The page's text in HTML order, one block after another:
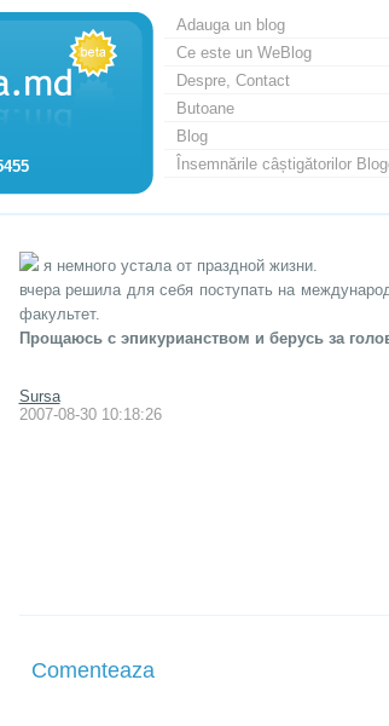
Adauga un blog
Ce este un WeBlog
Despre, Contact
Butoane
Blog
Însemnările câștigătorilor
я немного устала от праздной жизни.
вчера решила для себя поступать на
факультет.
Прощаюсь с эпикурианством и берусь за
Sursa
2007-08-30 10:18:26
Comenteaza